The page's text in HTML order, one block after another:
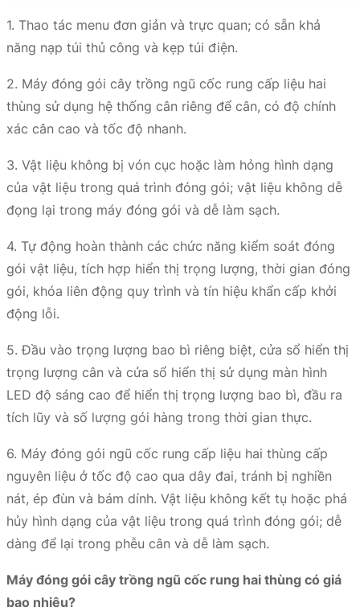
1. Thao tác menu đơn giản và trực quan; có sẵn khả
năng nạp túi thủ công và kẹp túi điện.
2. Máy đóng gói cây trồng ngũ cốc rung cấp liệu hai
thùng sử dụng hệ thống cân riêng để cân, có độ chính
xác cân cao và tốc độ nhanh.
3. Vật liệu không bị vón cục hoặc làm hỏng hình dạng
của vật liệu trong quá trình đóng gói; vật liệu không dễ
đọng lại trong máy đóng gói và dễ làm sạch.
4. Tự động hoàn thành các chức năng kiểm soát đóng
gói vật liệu, tích hợp hiển thị trọng lượng, thời gian đóng
gói, khóa liên động quy trình và tín hiệu khẩn cấp khởi
động lỗi.
5. Đầu vào trọng lượng bao bì riêng biệt, cửa sổ hiển thị
trọng lượng cân và cửa sổ hiển thị sử dụng màn hình
LED độ sáng cao để hiển thị trọng lượng bao bì, đầu ra
tích lũy và số lượng gói hàng trong thời gian thực.
6. Máy đóng gói ngũ cốc rung cấp liệu hai thùng cấp
nguyên liệu ở tốc độ cao qua dây đai, tránh bị nghiền
nát, ép đùn và bám dính. Vật liệu không kết tụ hoặc phá
hủy hình dạng của vật liệu trong quá trình đóng gói; dễ
dàng để lại trong phễu cân và dễ làm sạch.
Máy đóng gói cây trồng ngũ cốc rung hai thùng có giá
bao nhiêu?